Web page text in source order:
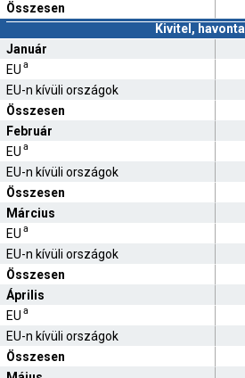
Összesen
Kivitel, havonta
Január
EU a
EU-n kívüli országok
Összesen
Február
EU a
EU-n kívüli országok
Összesen
Március
EU a
EU-n kívüli országok
Összesen
Április
EU a
EU-n kívüli országok
Összesen